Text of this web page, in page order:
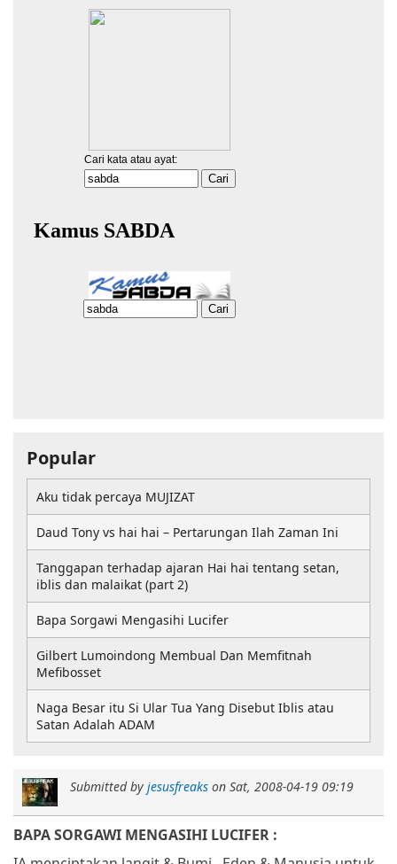
Submitted by jesusfreaks on Sat, 2008-04-19 09:19
BAPA SORGAWI MENGASIHI LUCIFER :
Popular
Aku tidak percaya MUJIZAT
Daud Tony vs hai hai – Pertarungan Ilah Zaman Ini
Tanggapan terhadap ajaran Hai hai tentang setan,
iblis dan malaikat (part 2)
Bapa Sorgawi Mengasihi Lucifer
Gilbert Lumoindong Membual Dan Memfitnah
Mefibosset
Naga Besar itu Si Ular Tua Yang Disebut Iblis atau
Satan Adalah ADAM